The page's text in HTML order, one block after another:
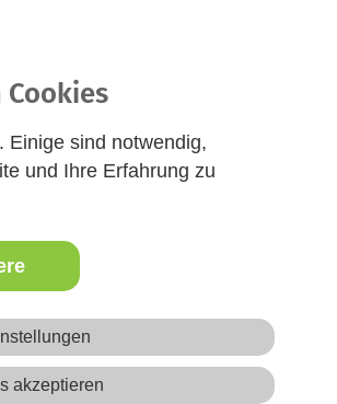
Einige sind notwendig,
und Ihre Erfahrung zu
akzeptieren
Du willst eine Juleica-
suchst einen passenden
hier und nimm Kontakt zu
Freie
Anmeldung von
öffentlichen Trägern der
Website
Mehr Infos